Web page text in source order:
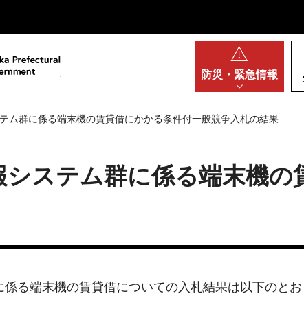
防災・ 緊急情報
ム群に係る端末機の賃貸借にかかる条件付一般競争入札の結果
システム群に係る端末機
る端末機の賃貸借についての入札結果は以下のとお